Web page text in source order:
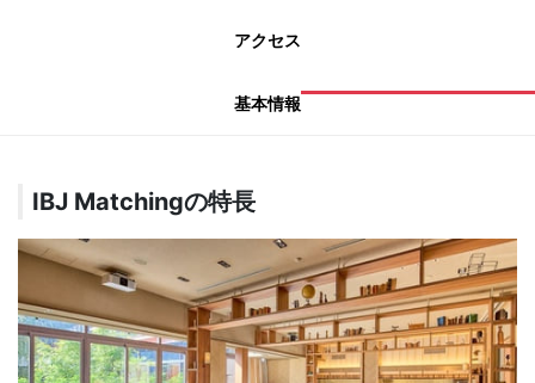
アクセス
基本情報
IBJ Matchingの特長